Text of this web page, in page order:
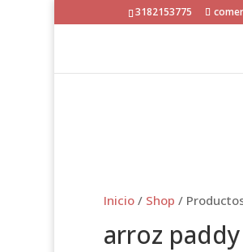
3182153775
Inicio/ Shop /
arroz paddy